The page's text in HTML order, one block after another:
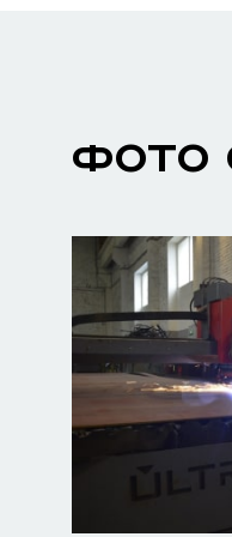
ФОТО